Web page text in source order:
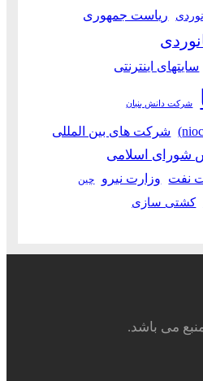
ریاست جمهوری
سایتهای اینترنتی
شرکت دانش بنیان
شرکت های بین المللی
شورای اسلامی
نفت وزارت نیرو چین
کشتی سازی
می باشد.